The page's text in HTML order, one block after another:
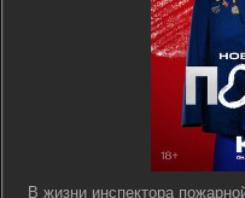
В жизни инспектора